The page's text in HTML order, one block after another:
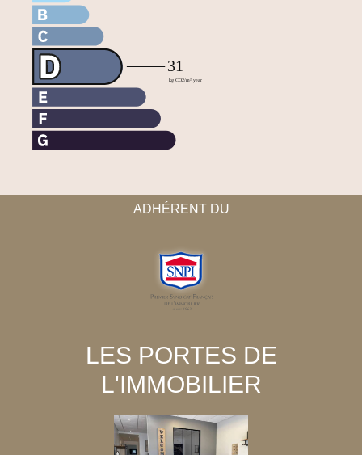
ADHÉRENT DU
LES PORTES DE
L'IMMOBILIER